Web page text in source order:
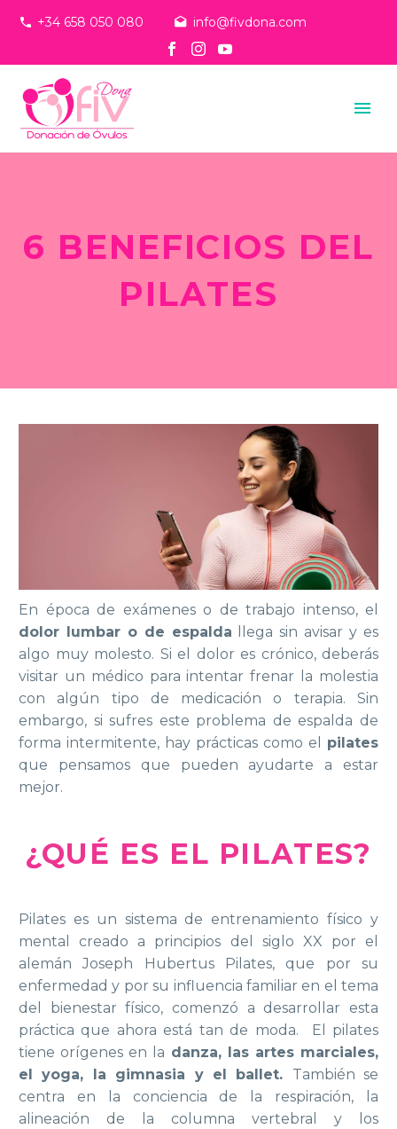
+34 658 050 080 info@fivdona.com
6 BENEFICIOS DEL
PILATES
En época de exámenes o de trabajo intenso, el
dolor lumbar o de espalda llega sin avisar y es
algo muy molesto. Si el dolor es crónico, deberás
visitar un médico para intentar frenar la molestia
con algún tipo de medicación o terapia. Sin
embargo, si sufres este problema de espalda de
forma intermitente, hay prácticas como el pilates
que pensamos que pueden ayudarte a estar
mejor.
¿QUÉ ES EL PILATES?
Pilates es un sistema de entrenamiento físico y
mental creado a principios del siglo XX por el
alemán Joseph Hubertus Pilates, que por su
enfermedad y por su influencia familiar en el tema
del bienestar físico, comenzó a desarrollar esta
práctica que ahora está tan de moda. El pilates
tiene orígenes en la danza, las artes marciales,
el yoga, la gimnasia y el ballet. También se
centra en la conciencia de la respiración, la
alineación de la columna vertebral y los